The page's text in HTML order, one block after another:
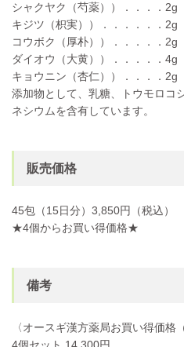
シャクヤク（芍薬））．．．．2g
キジツ（枳実））．．．．．．2g
コウボク（厚朴））．．．．．2g
ダイオウ（大黄））．．．．．4g
キョウニン（杏仁））．．．．2g
添加物として、乳糖、トウモロコ
ネシウムを含有しています。
販売価格
45包（15日分）3,850円（税込）
★4個からお買い得価格★
備考
〈オースギ漢方薬局お買い得価格